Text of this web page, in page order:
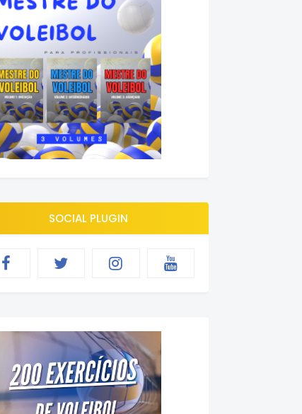
SOCIAL PLUGIN